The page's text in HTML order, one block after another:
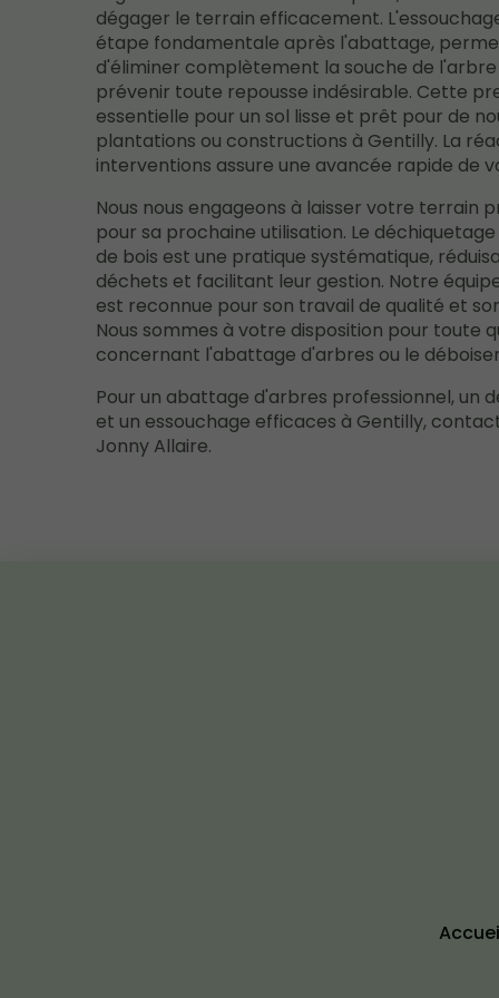
dégager le terrain efficacement.
étape fondamentale après l'abattage,
d'éliminer complètement la souche de
prévenir toute repousse indésirable. Cette
essentielle pour un sol lisse et prêt pour de
plantations ou constructions à Gentilly. La
interventions assure une avancée rapide de
Nous nous engageons à laisser votre terrain
pour sa prochaine utilisation. Le déchiquetage
de bois est une pratique systématique,
déchets et facilitant leur gestion. Notre
est reconnue pour son travail de qualité et
Nous sommes à votre disposition pour toute
concernant l'abattage d'arbres ou le
Pour un abattage d'arbres professionnel, un
et un essouchage efficaces à Gentilly,
Jonny Allaire.